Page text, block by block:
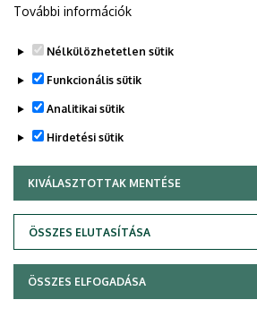
Adatvédelem
Szerzői jog © 2026 Unideb
További információk
Nélkülözhetetlen sütik
Funkcionális sütik
Analitikai sütik
Hirdetési sütik
KIVÁLASZTOTTAK MENTÉSE
ÖSSZES ELUTASÍTÁSA
WITHDRAW CONSENT
ÖSSZES ELFOGADÁSA